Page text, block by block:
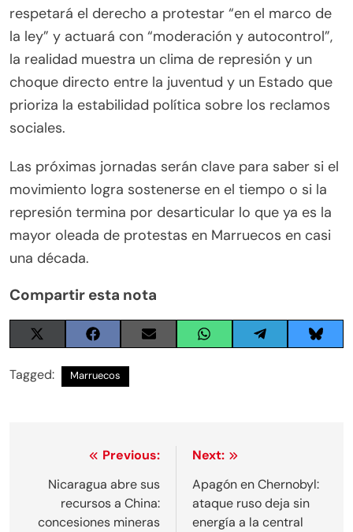
respetará el derecho a protestar “en el marco de
la ley” y actuará con “moderación y autocontrol”,
la realidad muestra un clima de represión y un
choque directo entre la juventud y un Estado que
prioriza la estabilidad política sobre los reclamos
sociales.
Las próximas jornadas serán clave para saber si el
movimiento logra sostenerse en el tiempo o si la
represión termina por desarticular lo que ya es la
mayor oleada de protestas en Marruecos en casi
una década.
Compartir esta nota
Share
on
X
(Twitter)
Share
on
Facebook
Share
on
Share
on
Share
on
Share
on
Tagged: Marruecos
Navegación
entradas
Previous:
Nicaragua abre sus
recursos a China:
concesiones mineras
Next:
Apagón en Chernobyl:
ataque ruso deja sin
energía a la central